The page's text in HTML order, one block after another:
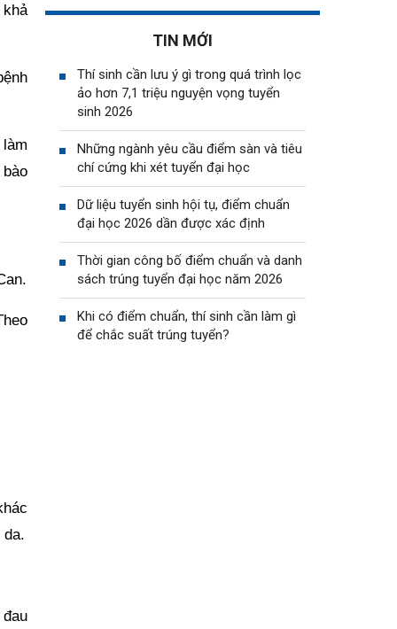
da.
TIN MỚI
Thí sinh cần lưu ý gì trong quá trình lọc
ảo hơn 7,1 triệu nguyện vọng tuyển
sinh 2026
Những ngành yêu cầu điểm sàn và tiêu
chí cứng khi xét tuyển đại học
Dữ liệu tuyển sinh hội tụ, điểm chuẩn
đại học 2026 dần được xác định
Thời gian công bố điểm chuẩn và danh
sách trúng tuyển đại học năm 2026
Khi có điểm chuẩn, thí sinh cần làm gì
để chắc suất trúng tuyển?